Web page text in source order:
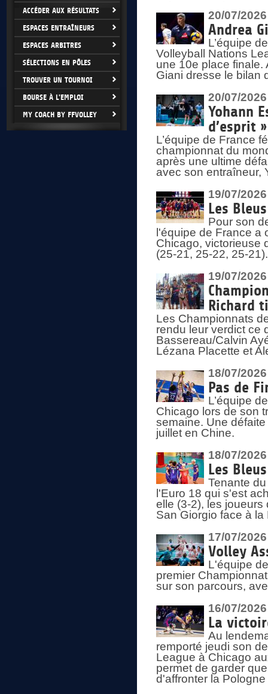
ACCÉDER AUX RÉSULTATS
ESPACES ENTRAÎNEURS
ESPACES ARBITRES
SÉLECTIONS EN PÔLES
TROUVER UN TOURNOI
BOURSE À L'EMPLOI
MY COACH BY FFVOLLEY
20/07/2026
Andrea
L’équipe
Volleyball Nations
une 10e place finale.
Giani dresse le bilan
20/07/2026
Yohann
d’esprit »
L’équipe de France
championnat du
après une ultime
avec son entraîneur,
19/07/2026
Les
Pour son
l'équipe de France a
Chicago, victorieuse
(25-21, 25-22, 25-
19/07/2026
Richard
Les Championnats
rendu leur verdict ce
Bassereau/Calvin
Lézana Placette et
18/07/2026
Pas de
L’équipe
Chicago lors de son
semaine. Une
juillet en Chine.
18/07/2026
Les
Tenante
l'Euro 18 qui s'est
elle (3-2), les
San Giorgio face à la
17/07/2026
Volley
L'équipe
premier
sur son parcours,
16/07/2026
La
Au
remporté jeudi son
League à Chicago
permet de garder
d'affronter la